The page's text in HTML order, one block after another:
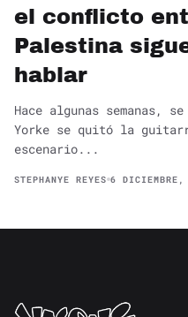
el conflicto
Palestina
hablar
Hace algunas semanas,
Yorke se quitó la
escenario...
STEPHANYE REYES 6